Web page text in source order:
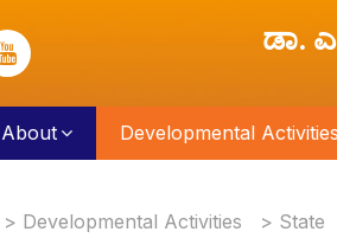
ಡಾ.
About Developmental Activities
> Developmental Activities > State